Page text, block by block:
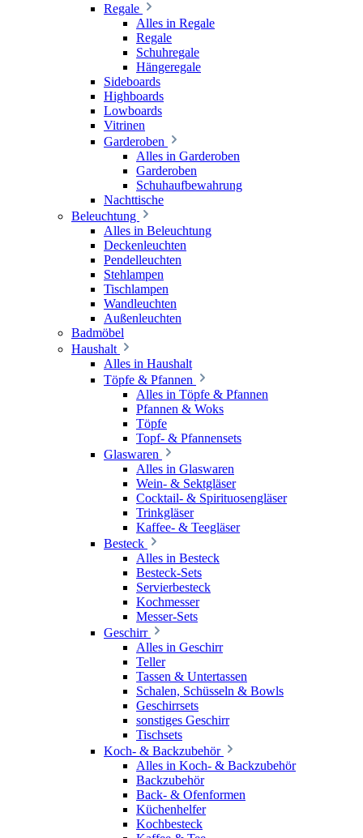
Regale
Alles in Regale
Regale
Schuhregale
Hängeregale
Sideboards
Highboards
Lowboards
Vitrinen
Garderoben
Alles in Garderoben
Garderoben
Schuhaufbewahrung
Nachttische
Beleuchtung
Alles in Beleuchtung
Deckenleuchten
Pendelleuchten
Stehlampen
Tischlampen
Wandleuchten
Außenleuchten
Badmöbel
Haushalt
Alles in Haushalt
Töpfe & Pfannen
Alles in Töpfe & Pfannen
Pfannen & Woks
Töpfe
Topf- & Pfannensets
Glaswaren
Alles in Glaswaren
Wein- & Sektgläser
Cocktail- & Spirituosengläser
Trinkgläser
Kaffee- & Teegläser
Besteck
Alles in Besteck
Besteck-Sets
Servierbesteck
Kochmesser
Messer-Sets
Geschirr
Alles in Geschirr
Teller
Tassen & Untertassen
Schalen, Schüsseln & Bowls
Geschirrsets
sonstiges Geschirr
Tischsets
Koch- & Backzubehör
Alles in Koch- & Backzubehör
Backzubehör
Back- & Ofenformen
Küchenhelfer
Kochbesteck